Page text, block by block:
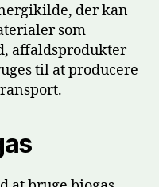
der kan
som
affaldsprodukter
til at producere